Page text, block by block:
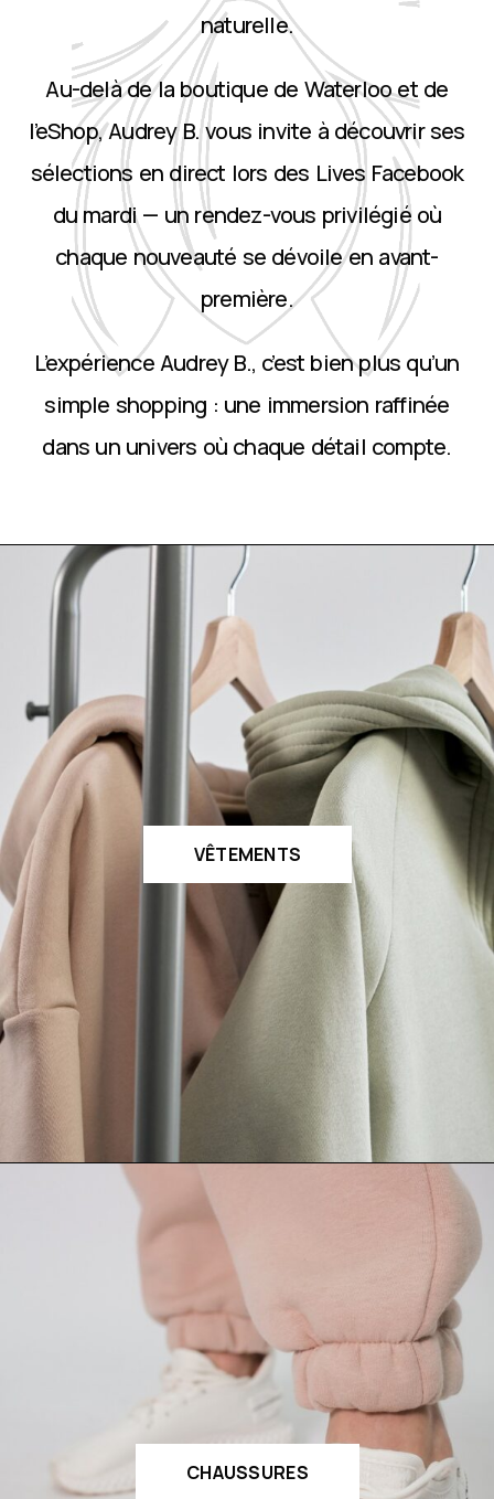
naturelle.
Au-delà de la boutique de Waterloo et de
l’eShop, Audrey B. vous invite à découvrir ses
sélections en direct lors des Lives Facebook
du mardi — un rendez-vous privilégié où
chaque nouveauté se dévoile en avant-
première.
L’expérience Audrey B., c’est bien plus qu’un
simple shopping : une immersion raffinée
dans un univers où chaque détail compte.
VÊTEMENTS
CHAUSSURES